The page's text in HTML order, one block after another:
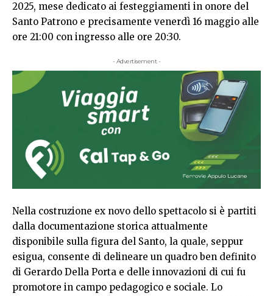
2025, mese dedicato ai festeggiamenti in onore del
Santo Patrono e precisamente venerdì 16 maggio alle
ore 21:00 con ingresso alle ore 20:30.
- Advertisement -
Nella costruzione ex novo dello spettacolo si è partiti
dalla documentazione storica attualmente
disponibile sulla figura del Santo, la quale, seppur
esigua, consente di delineare un quadro ben definito
di Gerardo Della Porta e delle innovazioni di cui fu
promotore in campo pedagogico e sociale. Lo